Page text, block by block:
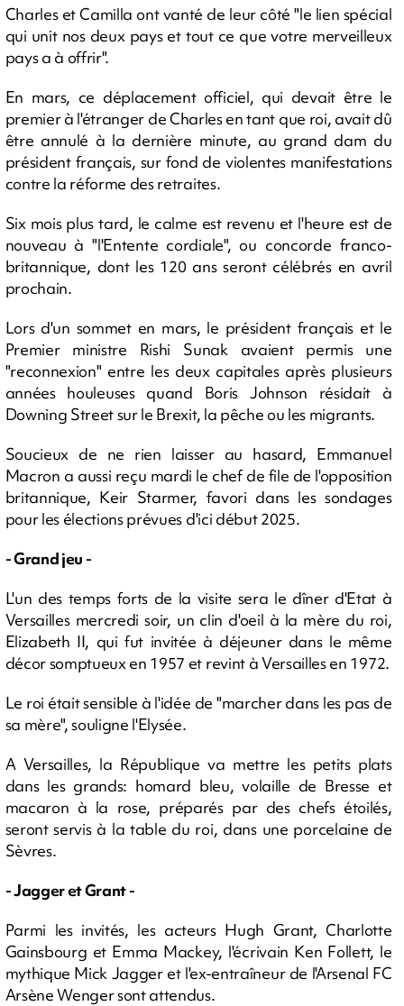
Charles et Camilla ont vanté de leur côté "le lien spécial
qui unit nos deux pays et tout ce que votre merveilleux
pays a à offrir".
En mars, ce déplacement officiel, qui devait être le
premier à l'étranger de Charles en tant que roi, avait dû
être annulé à la dernière minute, au grand dam du
président français, sur fond de violentes manifestations
contre la réforme des retraites.
Six mois plus tard, le calme est revenu et l'heure est de
nouveau à "l'Entente cordiale", ou concorde franco-
britannique, dont les 120 ans seront célébrés en avril
prochain.
Lors d'un sommet en mars, le président français et le
Premier ministre Rishi Sunak avaient permis une
"reconnexion" entre les deux capitales après plusieurs
années houleuses quand Boris Johnson résidait à
Downing Street sur le Brexit, la pêche ou les migrants.
Soucieux de ne rien laisser au hasard, Emmanuel
Macron a aussi reçu mardi le chef de file de l'opposition
britannique, Keir Starmer, favori dans les sondages
pour les élections prévues d'ici début 2025.
- Grand jeu -
L'un des temps forts de la visite sera le dîner d'Etat à
Versailles mercredi soir, un clin d'oeil à la mère du roi,
Elizabeth II, qui fut invitée à déjeuner dans le même
décor somptueux en 1957 et revint à Versailles en 1972.
Le roi était sensible à l'idée de "marcher dans les pas de
sa mère", souligne l'Elysée.
A Versailles, la République va mettre les petits plats
dans les grands: homard bleu, volaille de Bresse et
macaron à la rose, préparés par des chefs étoilés,
seront servis à la table du roi, dans une porcelaine de
Sèvres.
- Jagger et Grant -
Parmi les invités, les acteurs Hugh Grant, Charlotte
Gainsbourg et Emma Mackey, l'écrivain Ken Follett, le
mythique Mick Jagger et l'ex-entraîneur de l'Arsenal FC
Arsène Wenger sont attendus.